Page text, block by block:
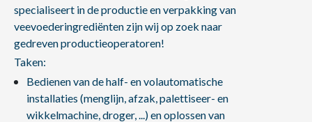
specialiseert in de productie en verpakking van
veevoederingrediënten zijn wij op zoek naar
gedreven productieoperatoren!
Taken:
Bedienen van de half- en volautomatische
installaties (menglijn, afzak, palettiseer- en
wikkelmachine, droger, ...) en oplossen van